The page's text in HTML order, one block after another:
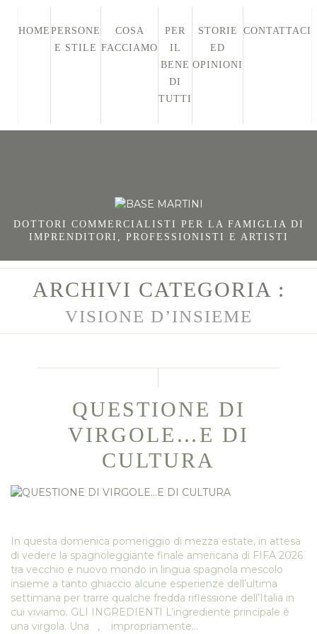
HOME PERSONE
E STILE
COSA
FACCIAMO
PER
IL
BENE
DI
TUTTI
STORIE
ED
OPINIONI
CONTATTACI
DOTTORI COMMERCIALISTI PER LA FAMIGLIA DI
IMPRENDITORI, PROFESSIONISTI E ARTISTI
ARCHIVI CATEGORIA :
VISIONE D’INSIEME
QUESTIONE DI
VIRGOLE…E DI
CULTURA
In questa domenica pomeriggio di mezza estate, in attesa
di vedere la spagnoleggiante finale americana di FIFA 2026
tra vecchio e nuovo mondo in lingua spagnola mescolo
insieme a tanto ghiaccio alcune esperienze dell’ultima
settimana per trarre qualche fredda riflessione dell’Italia in
cui viviamo. GLI INGREDIENTI L’ingrediente principale è
una virgola. Una , impropriamente…